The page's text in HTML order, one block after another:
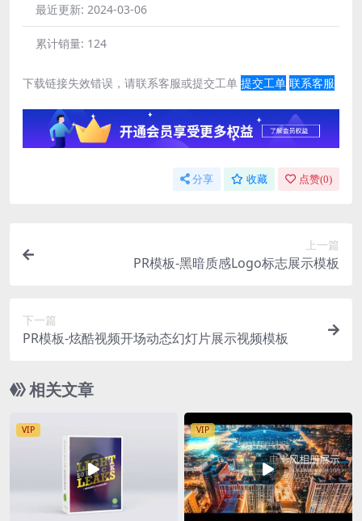
最近更新: 2024-03-06
累计销量: 124
下载链接失效错误，请联系客服或提交工单 提交工单 联系客服
分享 收藏 点赞(0)
上一篇
PR模板-黑暗质感Logo标志展示模板
下一篇
PR模板-炫酷视频开场动态幻灯片展示视频模板
相关文章
VIP VIP